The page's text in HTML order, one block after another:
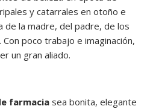
y catarrales en otoño e
de la madre, del padre, de los
poco trabajo e imaginación,
un gran aliado.
farmacia sea bonita, elegante